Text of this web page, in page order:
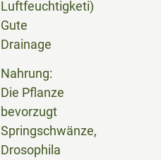
Luftfeuchtigketi)
Gute
Drainage
Nahrung:
Die Pflanze
bevorzugt
Springschwänze,
Drosophila